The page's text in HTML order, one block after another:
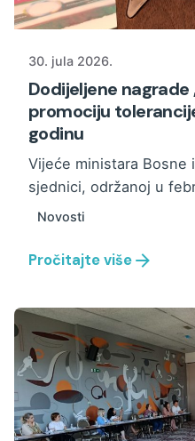
30. jula 2026.
Dodijeljene nagrade
promociju
godinu
Vijeće ministara Bosne
sjednici, održanoj u
Novosti
Pročitajte više